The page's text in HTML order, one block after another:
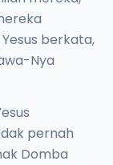
berkata,
Nya
pernah
Domba